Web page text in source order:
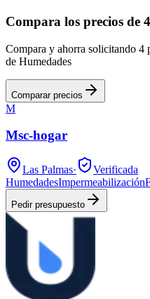
Compara los precios de
Compara y ahorra solicitando 4
de Humedades
Comparar precios
M
Msc-hogar
Las Palmas·
Verificada
HumedadesImpermeabilización
Pedir presupuesto